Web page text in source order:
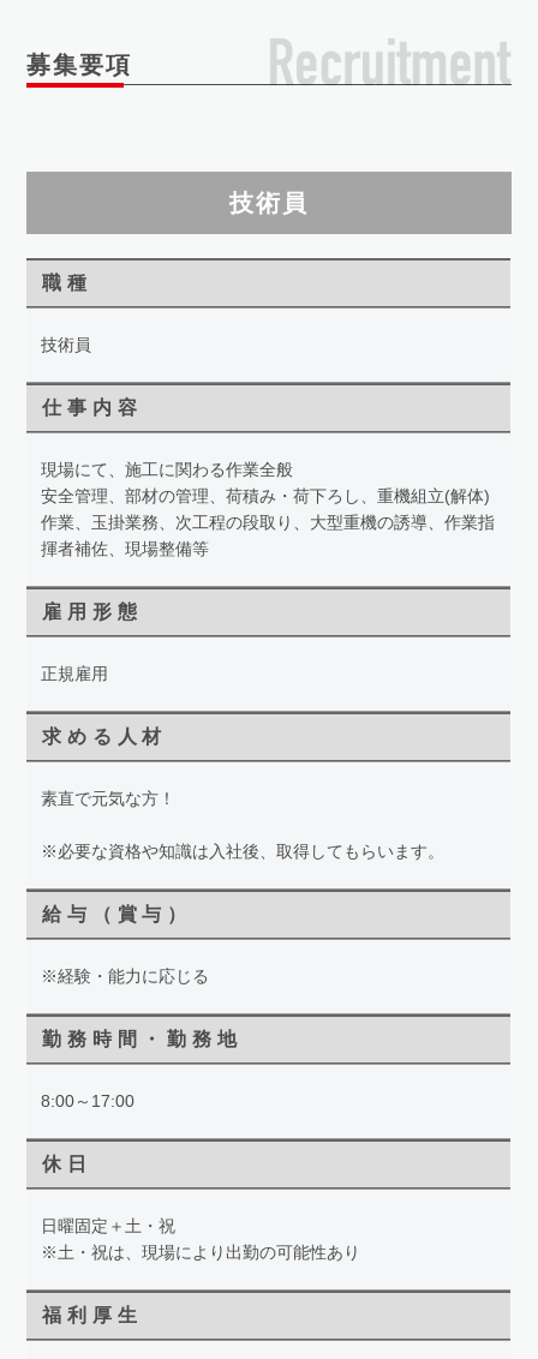
募集要項
技術員
職種
技術員
仕事内容
現場にて、施工に関わる作業全般
安全管理、部材の管理、荷積み・荷下ろし、重機組立(解体)
作業、玉掛業務、次工程の段取り、大型重機の誘導、作業指
揮者補佐、現場整備等
雇用形態
正規雇用
求める人材
素直で元気な方！
※必要な資格や知識は入社後、取得してもらいます。
給与（賞与）
※経験・能力に応じる
勤務時間・勤務地
8:00～17:00
休日
日曜固定＋土・祝
※土・祝は、現場により出勤の可能性あり
福利厚生